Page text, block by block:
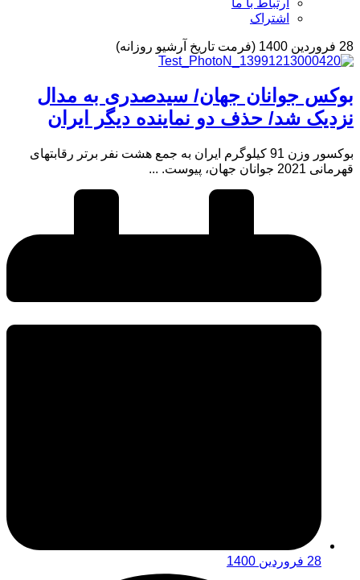
اشتراک
28 فروردین 1400 (فرمت تاریخ آرشیو روزانه)
بوکس جوانان جهان/ سیدصدری به مدال
نزدیک شد/ حذف دو نماینده دیگر ایران
بوکسور وزن 91 کیلوگرم ایران به جمع هشت نفر برتر رقابتهای
قهرمانی 2021 جوانان جهان، پیوست. ...
28 فروردین 1400